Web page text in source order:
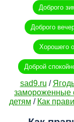
Доброго
Доброго
Хорошего
Доброй
sad9.ru /
замороженные
детям / Как